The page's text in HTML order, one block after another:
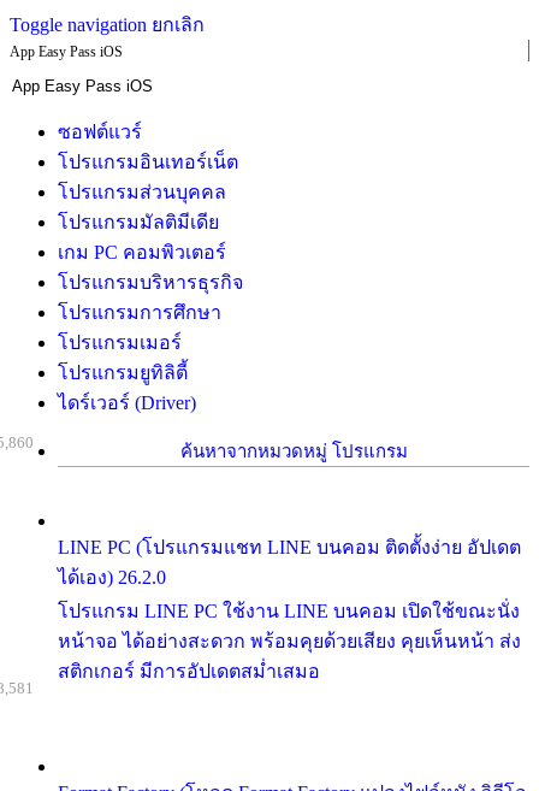
Toggle navigation ยกเลิก
App Easy Pass iOS
ซอฟต์แวร์
โปรแกรมอินเทอร์เน็ต
โปรแกรมส่วนบุคคล
โปรแกรมมัลติมีเดีย
เกม PC คอมพิวเตอร์
โปรแกรมบริหารธุรกิจ
โปรแกรมการศึกษา
โปรแกรมเมอร์
โปรแกรมยูทิลิตี้
ไดร์เวอร์ (Driver)
ค้นหาจากหมวดหมู่ โปรแกรม
LINE PC (โปรแกรมแชท LINE บนคอม ติดตั้งง่าย อัปเดต
ได้เอง) 26.2.0
โปรแกรม LINE PC ใช้งาน LINE บนคอม เปิดใช้ขณะนั่ง
หน้าจอ ได้อย่างสะดวก พร้อมคุยด้วยเสียง คุยเห็นหน้า ส่ง
สติกเกอร์ มีการอัปเดตสม่ำเสมอ